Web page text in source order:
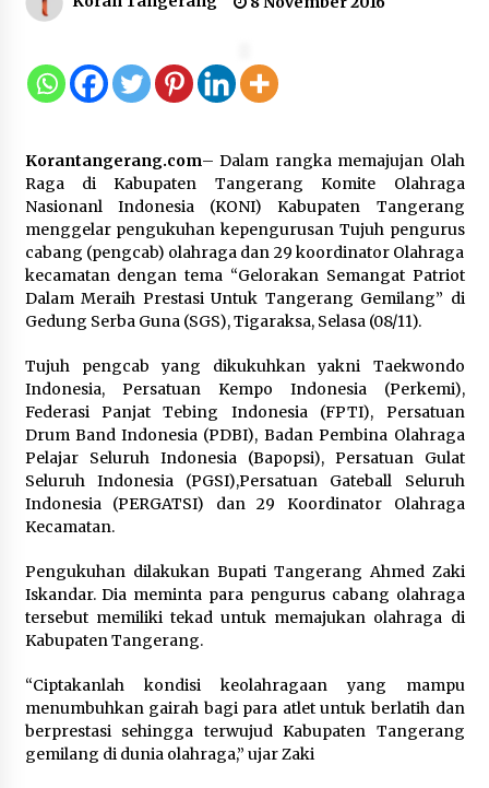
dengan Tantangan Dunia Kerja
Modern
Gebyar Lomba 17 Agustus RSUD
Tigaraksa, Semarakkan HUT RI
dengan Nuansa Kebersamaan
7 Agustus 2026
Lapas Banjar Tanam 200 Pohon
Cabai Dukung Program Ketahanan
Pangan
7 Agustus 2026
Tagihan Air Tanpa Pemakaian,
Didesak Transparan
7 Agustus 2026
Dorong Angka Partisipasi Sekolah
Terus Meningkat
7 Agustus 2026
Korantangerang.com– Dalam rangka memajujan Olah
Raga di Kabupaten Tangerang Komite Olahraga
Nasionanl Indonesia (KONI) Kabupaten Tangerang
menggelar pengukuhan kepengurusan Tujuh pengurus
cabang (pengcab) olahraga dan 29 koordinator Olahraga
kecamatan dengan tema “Gelorakan Semangat Patriot
Dalam Meraih Prestasi Untuk Tangerang Gemilang” di
Gedung Serba Guna (SGS), Tigaraksa, Selasa (08/11).
Tujuh pengcab yang dikukuhkan yakni Taekwondo
Indonesia, Persatuan Kempo Indonesia (Perkemi),
Federasi Panjat Tebing Indonesia (FPTI), Persatuan
Drum Band Indonesia (PDBI), Badan Pembina Olahraga
Pelajar Seluruh Indonesia (Bapopsi), Persatuan Gulat
Seluruh Indonesia (PGSI),Persatuan Gateball Seluruh
Indonesia (PERGATSI) dan 29 Koordinator Olahraga
Kecamatan.
Pengukuhan dilakukan Bupati Tangerang Ahmed Zaki
Iskandar. Dia meminta para pengurus cabang olahraga
tersebut memiliki tekad untuk memajukan olahraga di
Kabupaten Tangerang.
“Ciptakanlah kondisi keolahragaan yang mampu
menumbuhkan gairah bagi para atlet untuk berlatih dan
berprestasi sehingga terwujud Kabupaten Tangerang
gemilang di dunia olahraga,” ujar Zaki